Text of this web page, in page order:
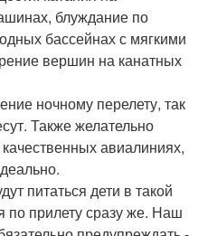
блуждание по
бассейнах с мягкими
вершин на канатных
ночному перелету, так
Также желательно
авиалиниях,
питаться дети в такой
по прилету сразу же. Наш